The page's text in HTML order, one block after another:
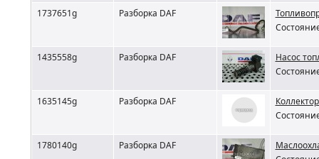
1737651g Разборка DAF
1435558g Разборка DAF
Насос
1635145g Разборка DAF
1780140g Разборка DAF